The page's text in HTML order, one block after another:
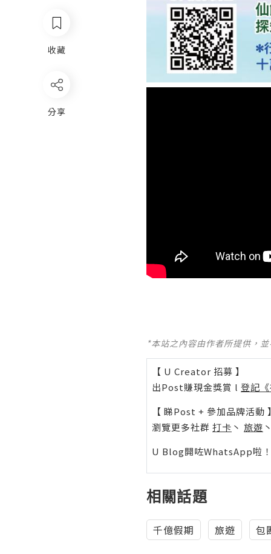
收藏
分享
*本站之內容由作者所提供，
【 U Creator 招募 】
出Post賺現金獎賞 l 登記
【 睇Post + 參加品牌活動
瀏覽更多社群 打卡 丶 旅遊
U Blog開咗WhatsApp啦
相關話題
千億假期 旅遊 包